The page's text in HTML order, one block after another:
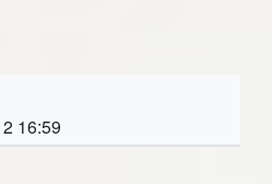
16:59